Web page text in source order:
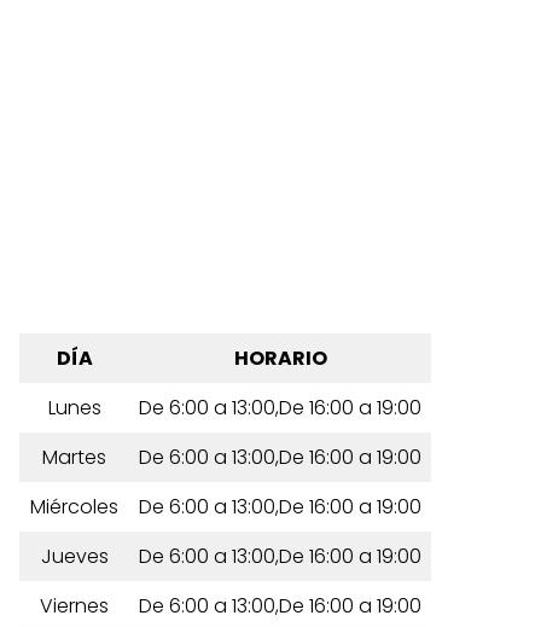
DÍA
HORARIO
Lunes
De 6:00 a 13:00,De 16:00 a 19:00
Martes
De 6:00 a 13:00,De 16:00 a 19:00
Miércoles
De 6:00 a 13:00,De 16:00 a 19:00
Jueves
De 6:00 a 13:00,De 16:00 a 19:00
Viernes
De 6:00 a 13:00,De 16:00 a 19:00